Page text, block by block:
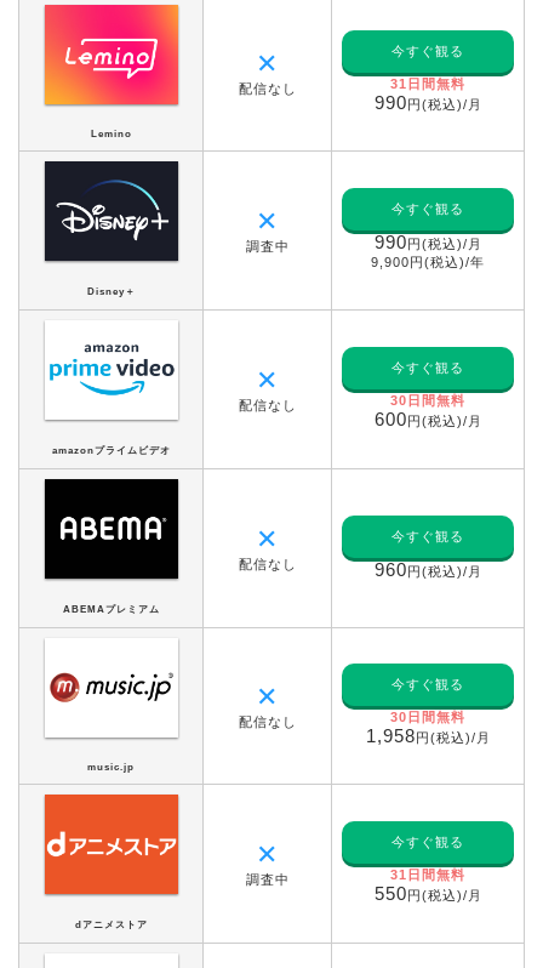
Lemino
✕
配信なし
今すぐ観る
31日間無料
990円(税込)/月
Disney＋
✕
調査中
今すぐ観る
990円(税込)/月
9,900円(税込)/年
amazonプライムビデオ
✕
配信なし
今すぐ観る
30日間無料
600円(税込)/月
ABEMAプレミアム
✕
配信なし
今すぐ観る
960円(税込)/月
music.jp
✕
配信なし
今すぐ観る
30日間無料
1,958円(税込)/月
dアニメストア
✕
調査中
今すぐ観る
31日間無料
550円(税込)/月